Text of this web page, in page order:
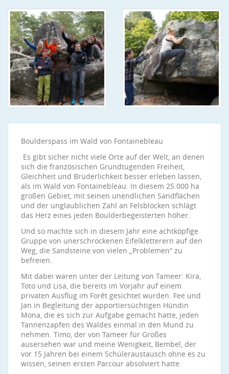
Boulderspass im Wald von Fontainebleau
Es gibt sicher nicht viele Orte auf der Welt, an denen
sich die französischen Grundtugenden Freiheit,
Gleichheit und Brüderlichkeit besser erleben lassen,
als im Wald von Fontainebleau. In diesem 25.000 ha
großen Gebiet, mit seinen unendlichen Sandflächen
und der unglaublichen Zahl an Felsblöcken schlägt
das Herz eines jeden Boulderbegeisterten höher.
Und so machte sich in diesem Jahr eine achtköpfige
Gruppe von unerschrockenen Eifelkletterern auf den
Weg, die Sandsteine von vielen „Problemen“ zu
befreien.
Mit dabei waren unter der Leitung von Tameer: Kira,
Toto und Lisa, die bereits im Vorjahr auf einem
privaten Ausflug im Forêt gesichtet wurden. Fee und
Jan in Begleitung der apportiersüchtigen Hündin
Mona, die es sich zur Aufgabe gemacht hatte, jeden
Tannenzapfen des Waldes einmal in den Mund zu
nehmen. Timo, der von Tameer für Großes
ausersehen war und meine Wenigkeit, Bembel, der
vor 15 Jahren bei einem Schüleraustausch ohne es zu
wissen, seinen ersten Parcour absolviert hatte.